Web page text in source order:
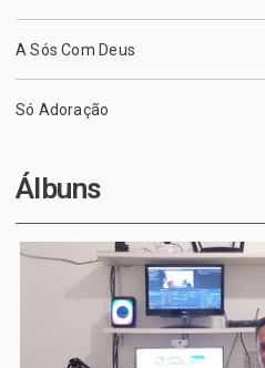
A Sós Com Deus
Só Adoração
Álbuns